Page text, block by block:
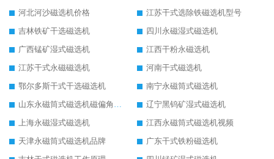
河北河沙磁选机价格
江苏干式选除铁磁选机型号
吉林铁矿干选磁选机
四川永磁湿式磁选机
广西锰矿湿式磁选机
江西干粉永磁选机
江苏干式永磁磁选机
河南干式磁选机
鄂尔多斯干式干选磁选机
南宁永磁筒式磁选机
山东永磁筒式磁选机磁偏角怎么调整
辽宁黑钨矿湿式磁选机
上海永磁湿式磁选机
江西永磁筒式磁选机视频
天津永磁筒式磁选机品牌
广东干式铁粉磁选机